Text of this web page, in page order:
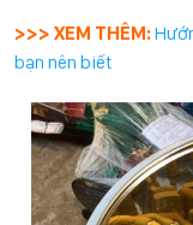
>>> XEM THÊM:
bạn nên biết